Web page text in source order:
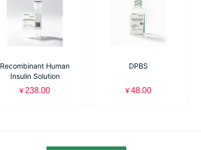
Recombinant Human
Insulin Solution
(10mg/mL)
¥ 238.00
DPBS
¥ 48.00